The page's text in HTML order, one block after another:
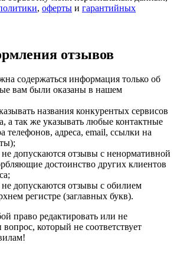
, оферты и гарантийных
отзывов
содержаться информация только об
вам были оказаны в нашем
названия конкурентых сервисов
а так же указывать любые контактные
телефонов, адреса, email, ссылки на
допускаются отзывы с ненормативной
достоинство других клиентов
допускаются отзывы с обилием
регистре (заглавных букв).
право редактировать или не
который не соответствует